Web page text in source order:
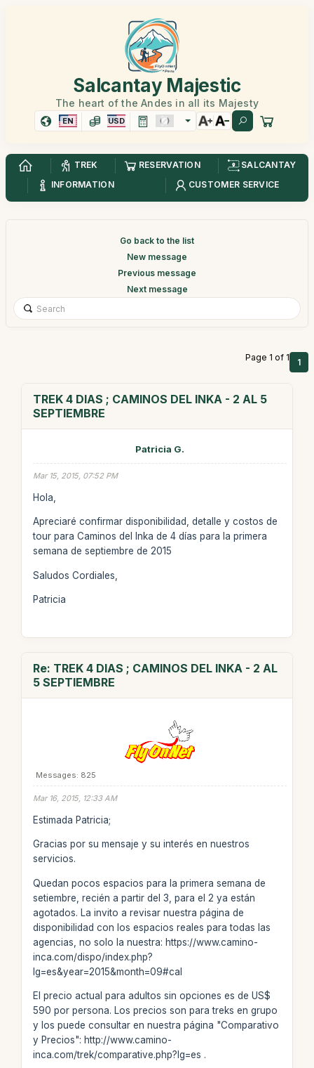
Salcantay Majestic
The heart of the Andes in all its Majesty
EN USD
TREK RESERVATION
SALCANTAY
INFORMATION
CUSTOMER SERVICE
Go back to the list
New message
Previous message
Next message
Page 1 of 1 1
TREK 4 DIAS ; CAMINOS DEL INKA - 2 AL 5
SEPTIEMBRE
Patricia G.
Mar 15, 2015, 07:52 PM
Hola,
Apreciaré confirmar disponibilidad, detalle y costos de
tour para Caminos del Inka de 4 días para la primera
semana de septiembre de 2015
Saludos Cordiales,
Patricia
Re: TREK 4 DIAS ; CAMINOS DEL INKA - 2 AL
5 SEPTIEMBRE
Messages: 825
Mar 16, 2015, 12:33 AM
Estimada Patricia;
Gracias por su mensaje y su interés en nuestros
servicios.
Quedan pocos espacios para la primera semana de
setiembre, recién a partir del 3, para el 2 ya están
agotados. La invito a revisar nuestra página de
disponibilidad con los espacios reales para todas las
agencias, no solo la nuestra: https://www.camino-
inca.com/dispo/index.php?
lg=es&year=2015&month=09#cal
El precio actual para adultos sin opciones es de US$
590 por persona. Los precios son para treks en grupo
y los puede consultar en nuestra página "Comparativo
y Precios": http://www.camino-
inca.com/trek/comparative.php?lg=es .